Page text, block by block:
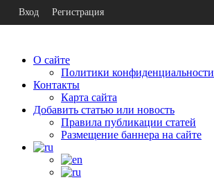
О сайте
Политики конфиденциальности
Контакты
Карта сайта
Добавить статью или новость
Правила публикации статей
Размещение баннера на сайте
Вход Регистрация